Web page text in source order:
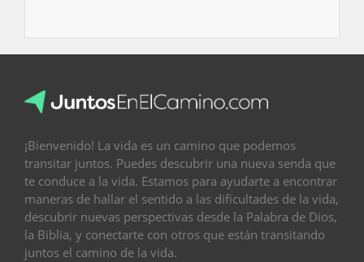
¡Bienvenido! La vida es un camino que podemos
transitar juntos. Puedes descubrir una nueva senda que
te conduce a la vida. Estamos para ayudarte a encontrar
maneras de hallar el sentido a las dificultades de la vida,
descubrir nuevas perspectivas desde la Palabra de Dios,
la Biblia, y conectarte con otros que están transitando
juntos el camino de la vida.